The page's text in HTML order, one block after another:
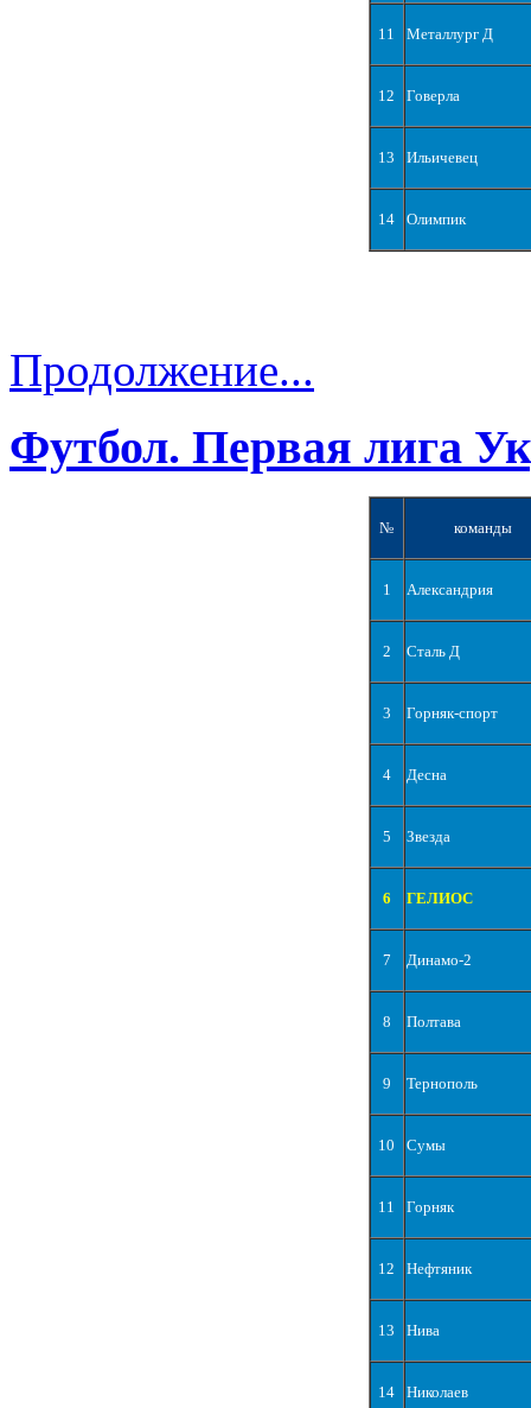
11 Металлург Д
12 Говерла
13 Ильичевец
14 Олимпик
Продолжение...
Футбол. Первая лига
№ команды
1 Александрия
2 Сталь Д
3 Горняк-спорт
4 Десна
5 Звезда
6 ГЕЛИОС
7 Динамо-2
8 Полтава
9 Тернополь
10 Сумы
11 Горняк
12 Нефтяник
13 Нива
14 Николаев